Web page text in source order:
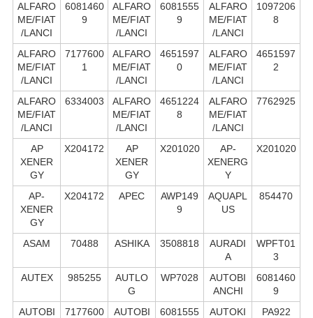
ALFARO
ME/FIAT
/LANCI
6081460
9
ALFARO
ME/FIAT
/LANCI
6081555
9
ALFARO
ME/FIAT
/LANCI
1097206
8
ALFARO
ME/FIAT
/LANCI
7177600
1
ALFARO
ME/FIAT
/LANCI
4651597
0
ALFARO
ME/FIAT
/LANCI
4651597
2
ALFARO
ME/FIAT
/LANCI
6334003
ALFARO
ME/FIAT
/LANCI
4651224
8
ALFARO
ME/FIAT
/LANCI
7762925
AP
XENER
GY
X204172
AP
XENER
GY
X201020
AP-
XENERG
Y
X201020
AP-
XENER
GY
X204172 APEC
AWP149
9
AQUAPL
US
854470
ASAM 70488 ASHIKA 3508818
AURADI
A
WPFT01
3
AUTEX
985255
AUTLO
G
WP7028
AUTOBI
ANCHI
6081460
9
AUTOBI
7177600
AUTOBI
6081555
AUTOKI
PA922